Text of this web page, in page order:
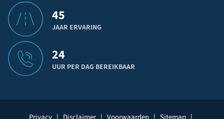
45
JAAR ERVARING
24
UUR PER DAG BEREIKBAAR